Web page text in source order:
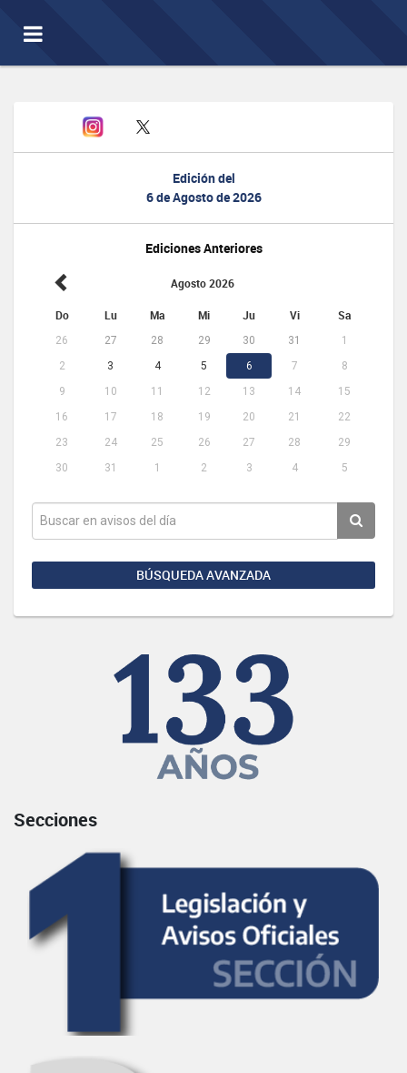
Toggle
navigation
Edición del
6 de Agosto de 2026
Ediciones Anteriores
Agosto 2026
Do Lu Ma Mi Ju Vi Sa
26 27 28 29 30 31
1
2
3 4 5 6 7
8
9
10 11 12 13 14
15
16
17 18 19 20 21
22
23
24 25 26 27 28
29
30
31 1 2 3 4 5
BÚSQUEDA AVANZADA
Secciones